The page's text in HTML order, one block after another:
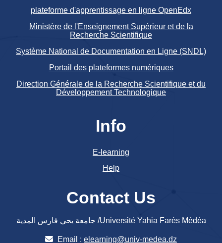
plateforme d'apprentissage en ligne OpenEdx
Ministère de l'Enseignement Supérieur et de la
Recherche Scientifique
Système National de Documentation en Ligne (SNDL)
Portail des plateformes numériques
Direction Générale de la Recherche Scientifique et du
Développement Technologique
Info
E-learning
Help
Contact Us
جامعة يحي فارس المدية /Université Yahia Farès Médéa
Email : elearning@univ-medea.dz